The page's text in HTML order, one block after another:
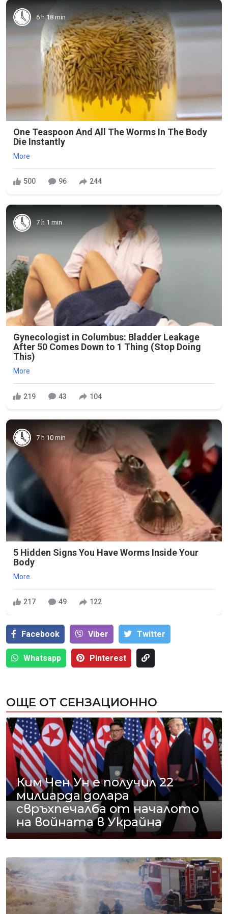
6 h 18 min
One Teaspoon And All The Worms In The Body
Die Instantly
More
500 96 244
7 h 1 min
Gynecologist in Columbus: Bladder Leakage
After 50 Comes Down to 1 Thing (Stop Doing
This)
More
219 43 104
7 h 10 min
5 Hidden Signs You Have Worms Inside Your
Body
More
217 49 122
Facebook Viber Тwitter
Whatsapp Pinterest
ОЩЕ ОТ СЕНЗАЦИОННО
Ким Чен Ун е получил 22
милиарда долара
свръхпечалба от началото
на войната в Украйна